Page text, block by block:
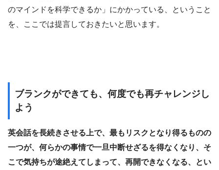
のマインドを科学できるか」にかかっている、ということ
を、ここでは提言しておきたいと思います。
ブランクができても、何度でも再チャレンジし
よう
英会話を長続きさせる上で、最もリスクとなり得るものの
一つが、何らかの事情で一旦中断せざるを得なくなり、そ
こで気持ちが途絶えてしまって、再開できなくなる、とい